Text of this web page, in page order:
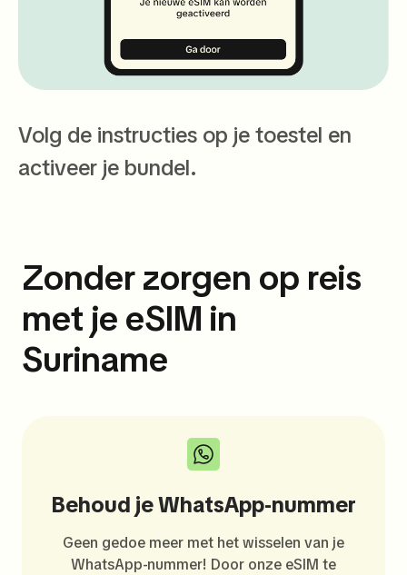
Volg de instructies op je toestel en
activeer je bundel.
Zonder zorgen op reis
met je eSIM in
Suriname
Behoud je WhatsApp-nummer
Geen gedoe meer met het wisselen van je
WhatsApp-nummer! Door onze eSIM te